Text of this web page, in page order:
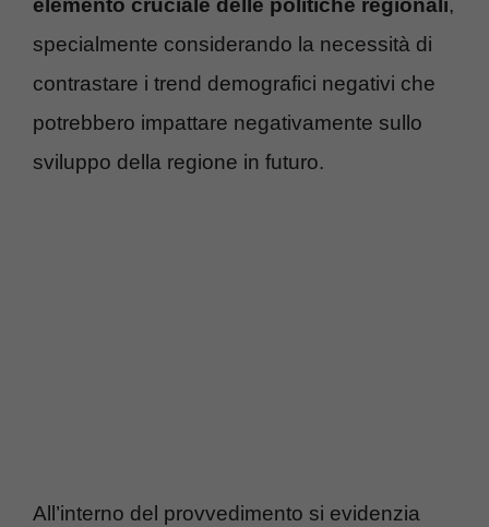
elemento cruciale delle politiche regionali,
specialmente considerando la necessità di
contrastare i trend demografici negativi che
potrebbero impattare negativamente sullo
sviluppo della regione in futuro.
All’interno del provvedimento si evidenzia